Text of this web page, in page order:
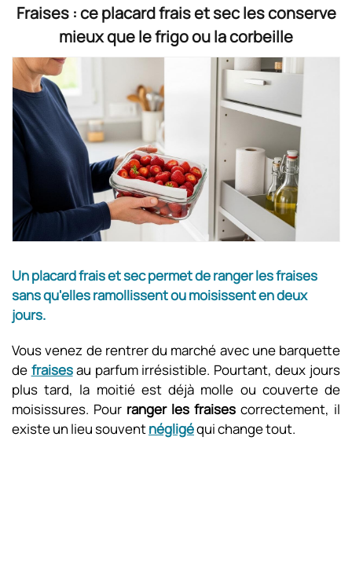
Fraises : ce placard frais et sec les conserve
mieux que le frigo ou la corbeille
Un placard frais et sec permet de ranger les fraises
sans qu'elles ramollissent ou moisissent en deux
jours.
Vous venez de rentrer du marché avec une barquette
de fraisesau parfum irrésistible. Pourtant, deux jours
plus tard, la moitié est déjà molle ou couverte de
moisissures. Pour ranger les fraises correctement, il
existe un lieu souventnégligéqui change tout.